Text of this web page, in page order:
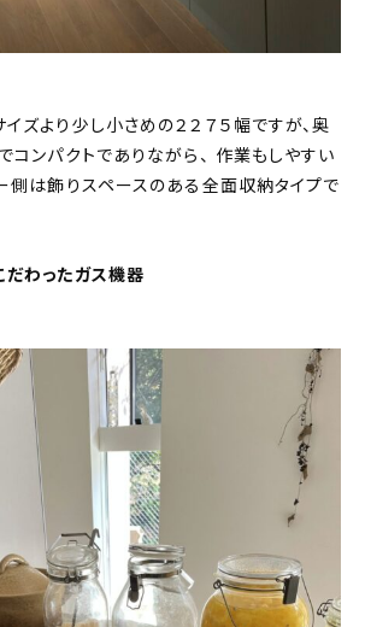
ズより少し小さめの２２７５幅ですが、奥
コンパクトでありながら、 作業もしやすい
側は飾りスペースのある全面収納タイプで
わったガス機器